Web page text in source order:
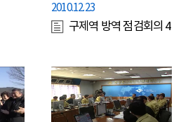
2010.12.23
구제역 방역 점검회의 4